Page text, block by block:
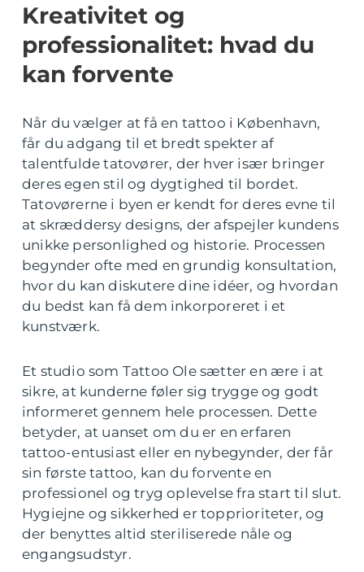
Kreativitet og
professionalitet: hvad du
kan forvente
Når du vælger at få en tattoo i København,
får du adgang til et bredt spekter af
talentfulde tatovører, der hver især bringer
deres egen stil og dygtighed til bordet.
Tatovørerne i byen er kendt for deres evne til
at skræddersy designs, der afspejler kundens
unikke personlighed og historie. Processen
begynder ofte med en grundig konsultation,
hvor du kan diskutere dine idéer, og hvordan
du bedst kan få dem inkorporeret i et
kunstværk.
Et studio som Tattoo Ole sætter en ære i at
sikre, at kunderne føler sig trygge og godt
informeret gennem hele processen. Dette
betyder, at uanset om du er en erfaren
tattoo-entusiast eller en nybegynder, der får
sin første tattoo, kan du forvente en
professionel og tryg oplevelse fra start til slut.
Hygiejne og sikkerhed er topprioriteter, og
der benyttes altid steriliserede nåle og
engangsudstyr.